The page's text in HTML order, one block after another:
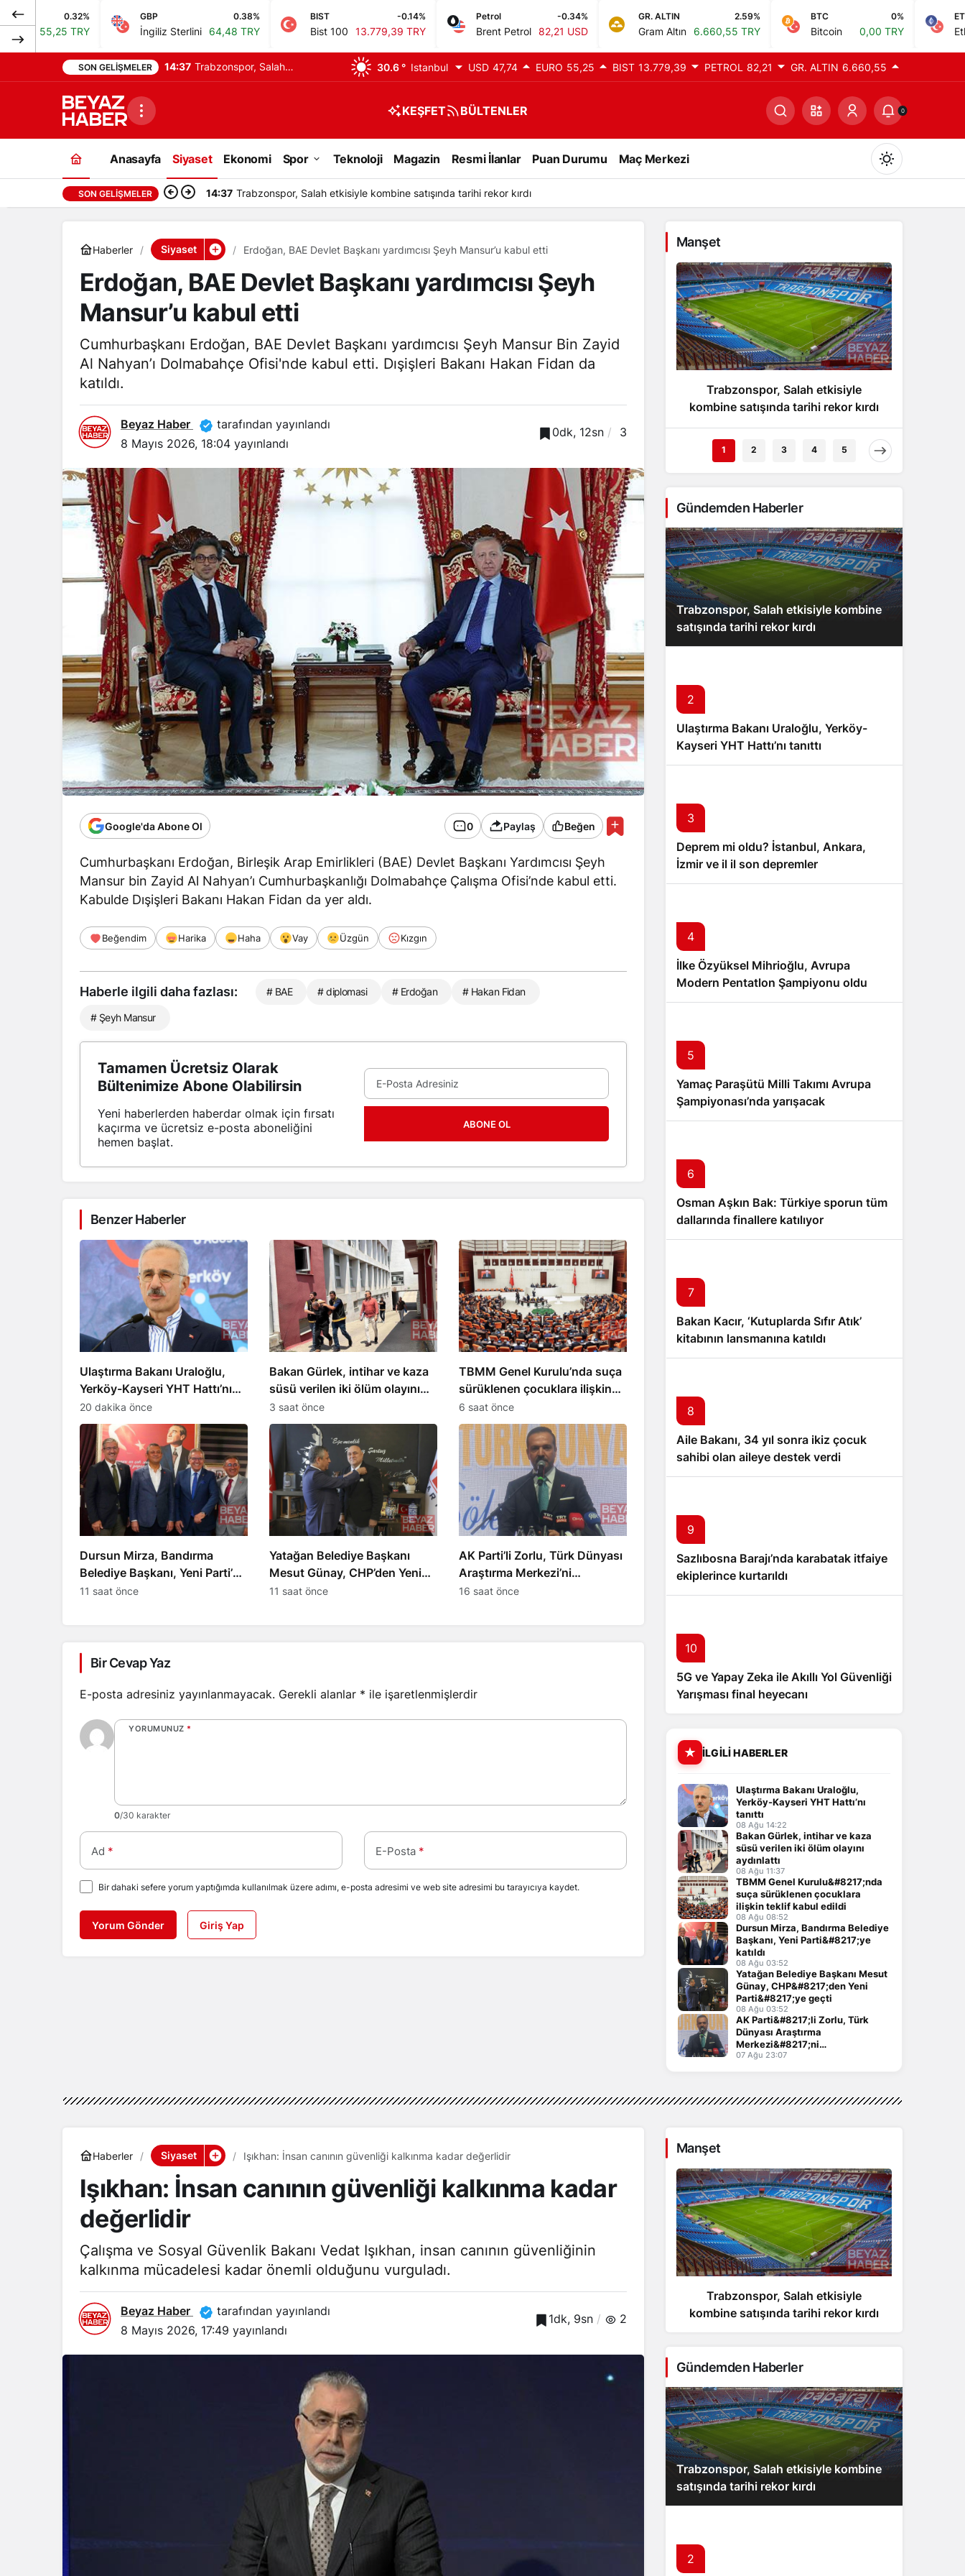
0.32% GBP
İngiliz Sterlini 64,48 TRY
BIST
Bist 100 13.779,39 TRY
Petrol -0.34%
Brent Petrol 82,21 USD
GR. ALTIN 2.59%
Gram Altın 6.660,55 TRY
BTC
Bitcoin 0,00 TRY
ETH
Ethereum
SON GELIŞMELER 14:22 Ulaştırma Bakanı Uraloğlu, 30.6 ° Istanbul USD 47,74 EURO 55,25 BIST 13.779,39 PETROL 82,21 GR. ALTIN 6.660,55
KEŞFET BÜLTENLER 0
Anasayfa Siyaset Ekonomi Spor Teknoloji Magazin Resmi İlanlar Puan Durumu Maç Merkezi
Gündüz Modu
Gündüz modunu seçin.
Gece Modu
Gece modunu seçin.
Sistem Modu
Sistem modunu seçin.
SON GELIŞMELER 14:22 Ulaştırma Bakanı Uraloğlu, Yerköy-Kayseri YHT Hattı’nı tanıttı
Haberler Siyaset Erdoğan, BAE Devlet Başkanı yardımcısı Şeyh Mansur’u kabul etti
Erdoğan, BAE Devlet Başkanı yardımcısı Şeyh
Mansur’u kabul etti
Cumhurbaşkanı Erdoğan, BAE Devlet Başkanı yardımcısı Şeyh Mansur Bin Zayid
Al Nahyan’ı Dolmabahçe Ofisi'nde kabul etti. Dışişleri Bakanı Hakan Fidan da
katıldı.
Beyaz Haber
tarafından yayınlandı
8 Mayıs 2026, 18:04 yayınlandı
0dk, 12sn 3
Google'da Abone Ol 0 Paylaş Beğen
Cumhurbaşkanı Erdoğan, Birleşik Arap Emirlikleri (BAE) Devlet Başkanı Yardımcısı Şeyh
Mansur bin Zayid Al Nahyan’ı Cumhurbaşkanlığı Dolmabahçe Çalışma Ofisi’nde kabul etti.
Kabulde Dışişleri Bakanı Hakan Fidan da yer aldı.
Beğendim Harika Haha Vay Üzgün Kızgın
Haberle ilgili daha fazlası: # BAE # diplomasi # Erdoğan # Hakan Fidan
# Şeyh Mansur
Tamamen Ücretsiz Olarak
Bültenimize Abone Olabilirsin
Yeni haberlerden haberdar olmak için fırsatı
kaçırma ve ücretsiz e-posta aboneliğini
hemen başlat.
ABONE OL
Benzer Haberler
Ulaştırma Bakanı Uraloğlu,
Yerköy-Kayseri YHT Hattı’nı
tanıttı
20 dakika önce
Bakan Gürlek, intihar ve kaza
süsü verilen iki ölüm olayını
aydınlattı
3 saat önce
TBMM Genel Kurulu’nda suça
sürüklenen çocuklara ilişkin
teklif kabul edildi
6 saat önce
Dursun Mirza, Bandırma
Belediye Başkanı, Yeni Parti’ye
katıldı
11 saat önce
Yatağan Belediye Başkanı
Mesut Günay, CHP’den Yeni
Parti’ye geçti
11 saat önce
AK Parti’li Zorlu, Türk Dünyası
Araştırma Merkezi’ni
Keçiören’de kuracak
16 saat önce
Bir Cevap Yaz
E-posta adresiniz yayınlanmayacak. Gerekli alanlar * ile işaretlenmişlerdir
YORUMUNUZ *
0/30 karakter
Ad * E-Posta *
Bir dahaki sefere yorum yaptığımda kullanılmak üzere adımı, e-posta adresimi ve web site adresimi bu tarayıcıya kaydet.
Yorum Gönder Giriş Yap
Manşet
Trabzonspor, Salah etkisiyle
kombine satışında tarihi rekor kırdı
1 2 3 4 5
Gündemden Haberler
Trabzonspor, Salah etkisiyle kombine
satışında tarihi rekor kırdı
2
Ulaştırma Bakanı Uraloğlu, Yerköy-
Kayseri YHT Hattı’nı tanıttı
3
Deprem mi oldu? İstanbul, Ankara,
İzmir ve il il son depremler
4
İlke Özyüksel Mihrioğlu, Avrupa
Modern Pentatlon Şampiyonu oldu
5
Yamaç Paraşütü Milli Takımı Avrupa
Şampiyonası’nda yarışacak
6
Osman Aşkın Bak: Türkiye sporun tüm
dallarında finallere katılıyor
7
Bakan Kacır, ‘Kutuplarda Sıfır Atık’
kitabının lansmanına katıldı
8
Aile Bakanı, 34 yıl sonra ikiz çocuk
sahibi olan aileye destek verdi
9
Sazlıbosna Barajı’nda karabatak itfaiye
ekiplerince kurtarıldı
10
5G ve Yapay Zeka ile Akıllı Yol Güvenliği
Yarışması final heyecanı
İLGILI HABERLER
Ulaştırma Bakanı Uraloğlu,
Yerköy-Kayseri YHT Hattı’nı
tanıttı
08 Ağu 14:22
Bakan Gürlek, intihar ve kaza
süsü verilen iki ölüm olayını
aydınlattı
08 Ağu 11:37
TBMM Genel Kurulu&#8217;nda
suça sürüklenen çocuklara
ilişkin teklif kabul edildi
08 Ağu 08:52
Dursun Mirza, Bandırma Belediye
Başkanı, Yeni Parti&#8217;ye
katıldı
08 Ağu 03:52
Yatağan Belediye Başkanı Mesut
Günay, CHP&#8217;den Yeni
Parti&#8217;ye geçti
08 Ağu 03:52
AK Parti&#8217;li Zorlu, Türk
Dünyası Araştırma
Merkezi&#8217;ni
Keçiören&#8217;de kuracak
07 Ağu 23:07
Haberler Siyaset Işıkhan: İnsan canının güvenliği kalkınma kadar değerlidir
Işıkhan: İnsan canının güvenliği kalkınma kadar
değerlidir
Çalışma ve Sosyal Güvenlik Bakanı Vedat Işıkhan, insan canının güvenliğinin
kalkınma mücadelesi kadar önemli olduğunu vurguladı.
Beyaz Haber
tarafından yayınlandı
8 Mayıs 2026, 17:49 yayınlandı
1dk, 9sn 2
Manşet
Trabzonspor, Salah etkisiyle
kombine satışında tarihi rekor kırdı
Gündemden Haberler
Trabzonspor, Salah etkisiyle kombine
satışında tarihi rekor kırdı
2